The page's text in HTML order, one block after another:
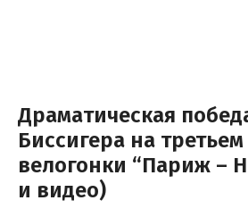
Драматическая
Биссигера на третьем
велогонки “Париж –
и видео)